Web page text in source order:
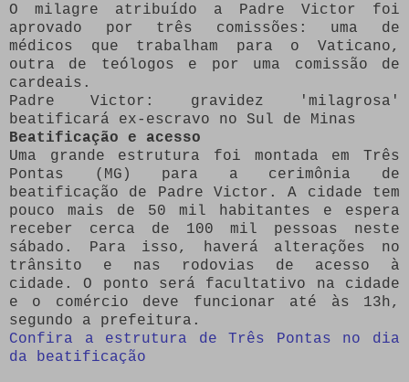
O milagre atribuído a Padre Victor foi
aprovado por três comissões: uma de
médicos que trabalham para o Vaticano,
outra de teólogos e por uma comissão de
cardeais.
Padre Victor: gravidez 'milagrosa'
beatificará ex-escravo no Sul de Minas
Beatificação e acesso
Uma grande estrutura foi montada em Três
Pontas (MG) para a cerimônia de
beatificação de Padre Victor. A cidade tem
pouco mais de 50 mil habitantes e espera
receber cerca de 100 mil pessoas neste
sábado. Para isso, haverá alterações no
trânsito e nas rodovias de acesso à
cidade. O ponto será facultativo na cidade
e o comércio deve funcionar até às 13h,
segundo a prefeitura.
Confira a estrutura de Três Pontas no dia
da beatificação